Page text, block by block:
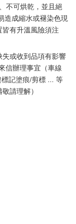
不可烘乾，並且絕
造成縮水或褪染色現
有升溫風險須注
或收到品項有影響
信辦理事宜（車線
記塗痕/剪標 ... 等
請理解）